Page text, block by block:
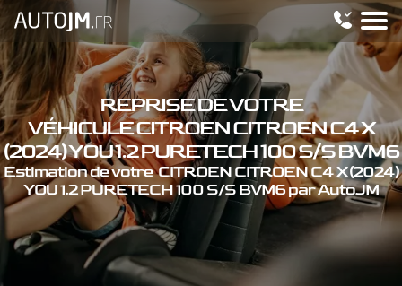
REPRISE DE VOTRE
VÉHICULE CITROEN CITROEN C4 X
(2024) YOU 1.2 PURETECH 100 S/S BVM6
Estimation de votre CITROEN CITROEN C4 X (2024)
YOU 1.2 PURETECH 100 S/S BVM6 par AutoJM